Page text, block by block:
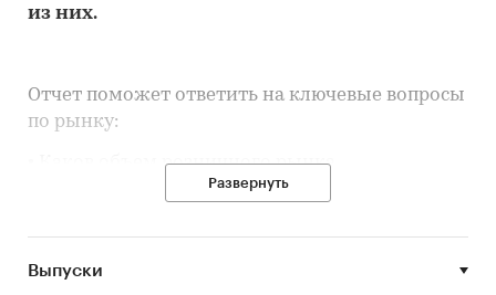
из них.
Отчет поможет ответить на ключевые вопросы
по рынку:
• Каков объем розничного рынка
лекарственных средств в Краснодарском крае,
регионами России?
• Рынок растет или снижается? Если растет, то
Развернуть
Выпуски